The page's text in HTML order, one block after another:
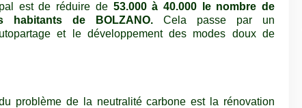
est de réduire de 53.000 à 40.000 le nombre de
habitants de BOLZANO. Cela passe par un
et le développement des modes doux de
problème de la neutralité carbone est la rénovation